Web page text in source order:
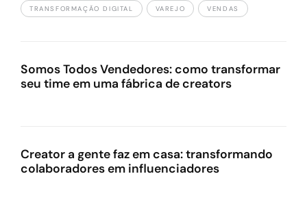
TRANSFORMAÇÃO DIGITAL VAREJO VENDAS
Somos Todos Vendedores: como transformar
seu time em uma fábrica de creators
Creator a gente faz em casa: transformando
colaboradores em influenciadores